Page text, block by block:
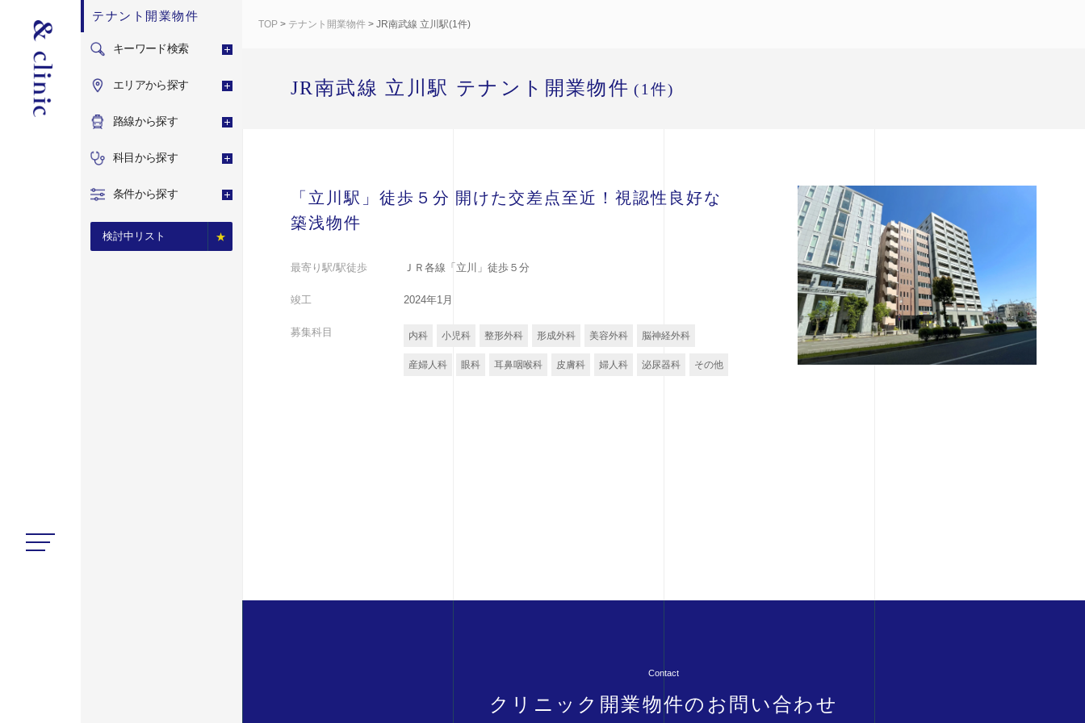
テナント開業物件
キーワード検索
エリアから探す
路線から探す
科目から探す
条件から探す
検討中リスト
TOP > テナント開業物件 > JR南武線 立川駅(1件)
JR南武線 立川駅 テナント開業物件 (1件)
「立川駅」徒歩５分 開けた交差点至近！視認性良好な
築浅物件
最寄り駅/駅徒歩 ＪＲ各線「立川」徒歩５分
竣工 2024年1月
募集科目 内科 小児科 整形外科 形成外科 美容外科 脳神経外科
産婦人科 眼科 耳鼻咽喉科 皮膚科 婦人科 泌尿器科 その他
Contact
クリニック開業物件のお問い合わせ